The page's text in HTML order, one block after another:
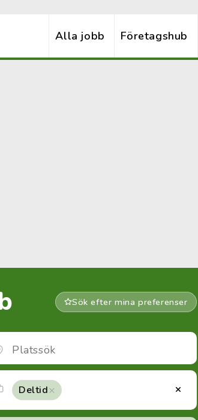
Alla jobb Företagshub
Sök efter mina preferenser
×
×
Deltid